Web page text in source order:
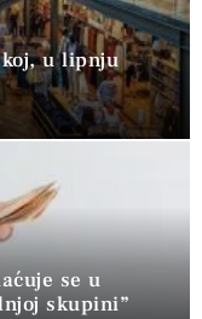
u lipnju
se u
skupini”